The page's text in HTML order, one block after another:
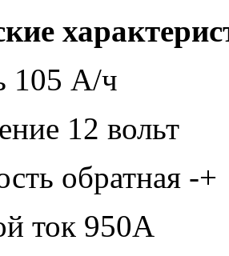
105 А/ч
12 вольт
обратная -+
ток 950А